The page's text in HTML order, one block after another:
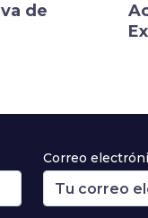
de
Correo